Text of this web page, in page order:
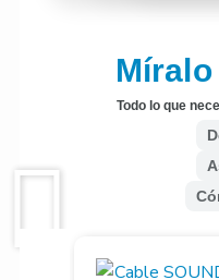
Todo lo que